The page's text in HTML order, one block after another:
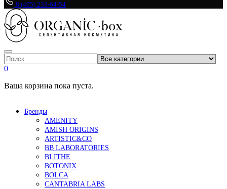
8 (495) 233-64-54
0
Ваша корзина пока пуста.
Бренды
AMENITY
AMISH ORIGINS
ARTISTIC&CO
BB LABORATORIES
BLITHE
BOTONIX
BOLCA
CANTABRIA LABS